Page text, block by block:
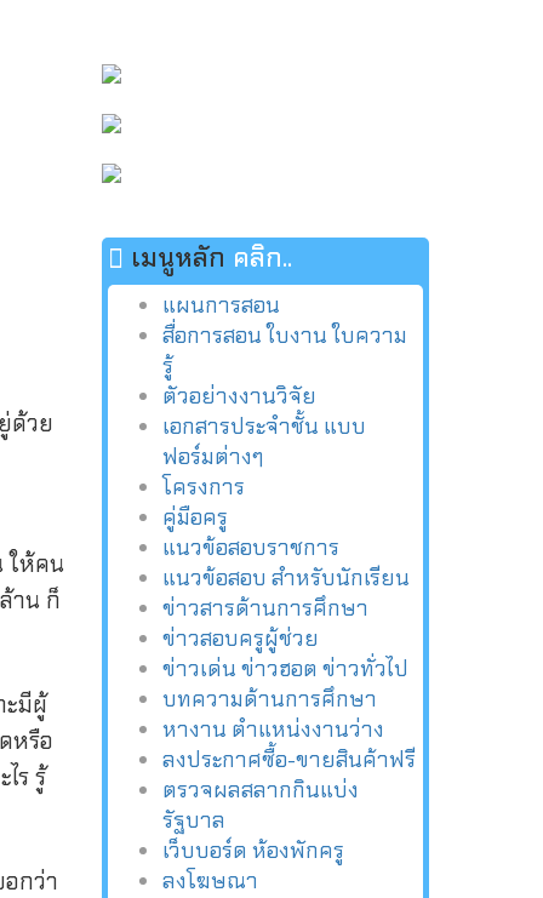
ด้วย
ให้คน
าน ก็
ะมีผู้
หรือ
ร รู้
กว่า
เมนูหลัก คลิก..
แผนการสอน
สื่อการสอน ใบงาน ใบความ
รู้
ตัวอย่างงานวิจัย
เอกสารประจำชั้น แบบ
ฟอร์มต่างๆ
โครงการ
คู่มือครู
แนวข้อสอบราชการ
แนวข้อสอบ สำหรับนักเรียน
ข่าวสารด้านการศึกษา
ข่าวสอบครูผู้ช่วย
ข่าวเด่น ข่าวฮอต ข่าวทั่วไป
บทความด้านการศึกษา
หางาน ตำแหน่งงานว่าง
ลงประกาศซื้อ-ขายสินค้าฟรี
ตรวจผลสลากกินแบ่ง
รัฐบาล
เว็บบอร์ด ห้องพักครู
ลงโฆษณา